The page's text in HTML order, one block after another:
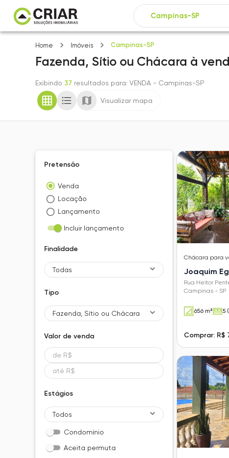
Home Imóveis Campinas-SP
Fazenda, Sítio ou Chácara à
Exibindo 37 resultados para: VENDA - Campinas-SP
Visualizar mapa
Pretensão
Venda
Locação
Lançamento
Incluir lançamento
Finalidade
Todas
Tipo
Fazenda, Sítio ou Chácara
Valor de venda
Estágios
Todos
Condomínio
Aceita permuta
Chácara para
Joaquim
Rua Heitor
Campinas - SP
656 m² 5
Comprar: R$